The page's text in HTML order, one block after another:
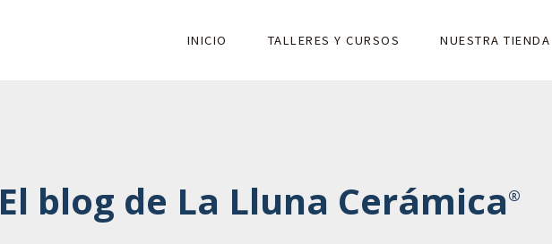
INICIO TALLERES Y CURSOS NUESTRA TIENDA
El blog de La Lluna Cerámica®